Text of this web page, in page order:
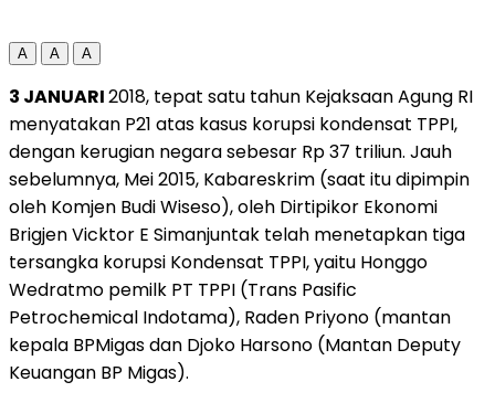
A A A
3 JANUARI2018, tepat satu tahun Kejaksaan Agung RI
menyatakan P21 atas kasus korupsi kondensat TPPI,
dengan kerugian negara sebesar Rp 37 triliun. Jauh
sebelumnya, Mei 2015, Kabareskrim (saat itu dipimpin
oleh Komjen Budi Wiseso), oleh Dirtipikor Ekonomi
Brigjen Vicktor E Simanjuntak telah menetapkan tiga
tersangka korupsi Kondensat TPPI, yaitu Honggo
Wedratmo pemilk PT TPPI (Trans Pasific
Petrochemical Indotama), Raden Priyono (mantan
kepala BPMigas dan Djoko Harsono (Mantan Deputy
Keuangan BP Migas).